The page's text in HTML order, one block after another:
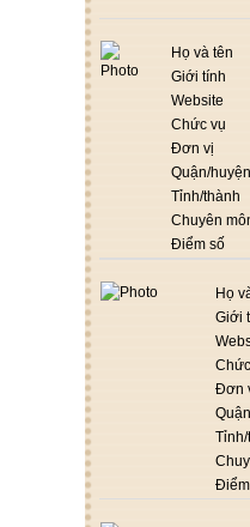
Họ và tên
Giới tính
Website
Chức vụ
Đơn vị
Quận/huyện
Tỉnh/thành
Chuyên
Điểm số
Họ
Giới
Đơn